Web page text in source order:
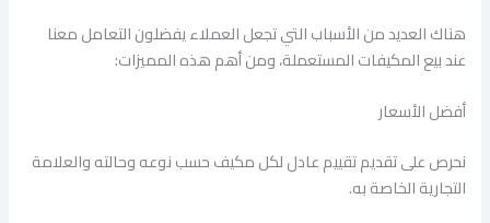
هناك العديد من الأسباب التي تجعل العملاء يفضلون التعامل معنا
عند بيع المكيفات المستعملة، ومن أهم هذه المميزات:
أفضل الأسعار
نحرص على تقديم تقييم عادل لكل مكيف حسب نوعه وحالته والعلامة
التجارية الخاصة به.